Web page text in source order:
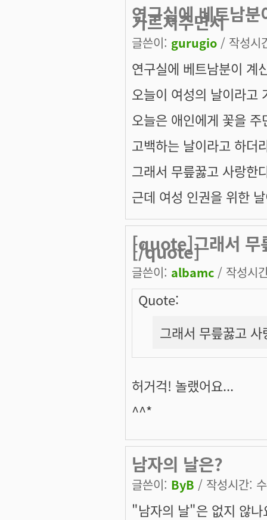
연구실에 베트남
가르쳐주면서
글쓴이: gurugio / 작성시
연구실에 베트남분이 계
오늘이 여성의 날이라고
오늘은 애인에게 꽃을
고백하는 날이라고 하더
그래서 무릎꿇고 사랑한
근데 여성 인권을 위한
[quote]그래서 무
[/quote]
글쓴이: albamc / 작성시
Quote:
그래서 무릎꿇고
허거걱! 놀랬어요...
^^*
남자의 날은?
글쓴이: ByB / 작성시간:
"남자의 날"은 없지 않나